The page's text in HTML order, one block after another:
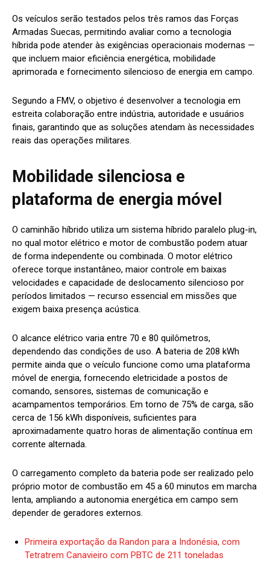
Os veículos serão testados pelos três ramos das Forças
Armadas Suecas, permitindo avaliar como a tecnologia
híbrida pode atender às exigências operacionais modernas —
que incluem maior eficiência energética, mobilidade
aprimorada e fornecimento silencioso de energia em campo.
Segundo a FMV, o objetivo é desenvolver a tecnologia em
estreita colaboração entre indústria, autoridade e usuários
finais, garantindo que as soluções atendam às necessidades
reais das operações militares.
Mobilidade silenciosa e
plataforma de energia móvel
O caminhão híbrido utiliza um sistema híbrido paralelo plug-in,
no qual motor elétrico e motor de combustão podem atuar
de forma independente ou combinada. O motor elétrico
oferece torque instantâneo, maior controle em baixas
velocidades e capacidade de deslocamento silencioso por
períodos limitados — recurso essencial em missões que
exigem baixa presença acústica.
O alcance elétrico varia entre 70 e 80 quilômetros,
dependendo das condições de uso. A bateria de 208 kWh
permite ainda que o veículo funcione como uma plataforma
móvel de energia, fornecendo eletricidade a postos de
comando, sensores, sistemas de comunicação e
acampamentos temporários. Em torno de 75% de carga, são
cerca de 156 kWh disponíveis, suficientes para
aproximadamente quatro horas de alimentação contínua em
corrente alternada.
O carregamento completo da bateria pode ser realizado pelo
próprio motor de combustão em 45 a 60 minutos em marcha
lenta, ampliando a autonomia energética em campo sem
depender de geradores externos.
Primeira exportação da Randon para a Indonésia, com
Tetratrem Canavieiro com PBTC de 211 toneladas